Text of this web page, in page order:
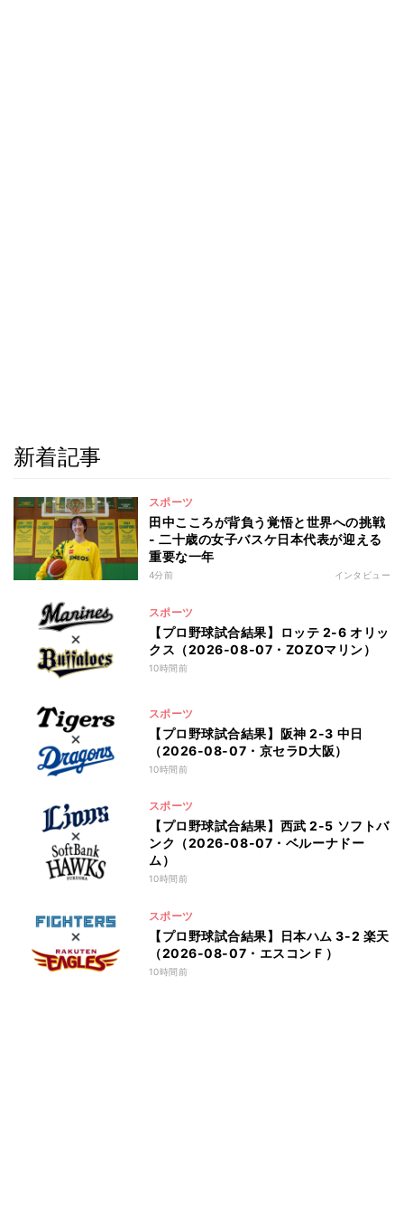
新着記事
スポーツ
田中こころが背負う覚悟と世界への挑戦
- 二十歳の女子バスケ日本代表が迎える
重要な一年
4分前 インタビュー
スポーツ
【プロ野球試合結果】ロッテ 2-6 オリッ
クス（2026-08-07・ZOZOマリン）
10時間前
スポーツ
【プロ野球試合結果】阪神 2-3 中日
（2026-08-07・京セラD大阪）
10時間前
スポーツ
【プロ野球試合結果】西武 2-5 ソフトバ
ンク（2026-08-07・ベルーナドー
ム）
10時間前
スポーツ
【プロ野球試合結果】日本ハム 3-2 楽天
（2026-08-07・エスコンＦ）
10時間前